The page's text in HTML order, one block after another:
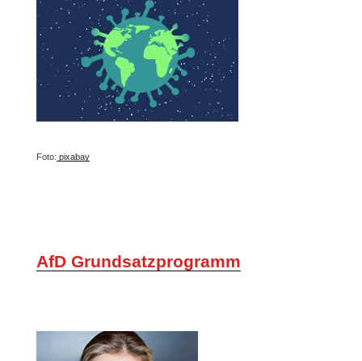
Foto: pixabay
AfD Grundsatzprogramm